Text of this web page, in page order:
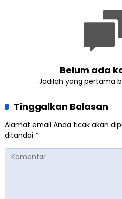
Belum ada
Jadilah yang pertama
Tinggalkan Balasan
Alamat email Anda tidak akan
ditandai *